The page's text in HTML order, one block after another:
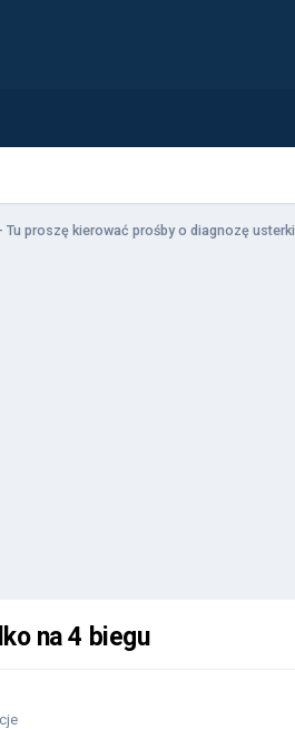
proszę kierować prośby o diagnozę usterki
na 4 biegu